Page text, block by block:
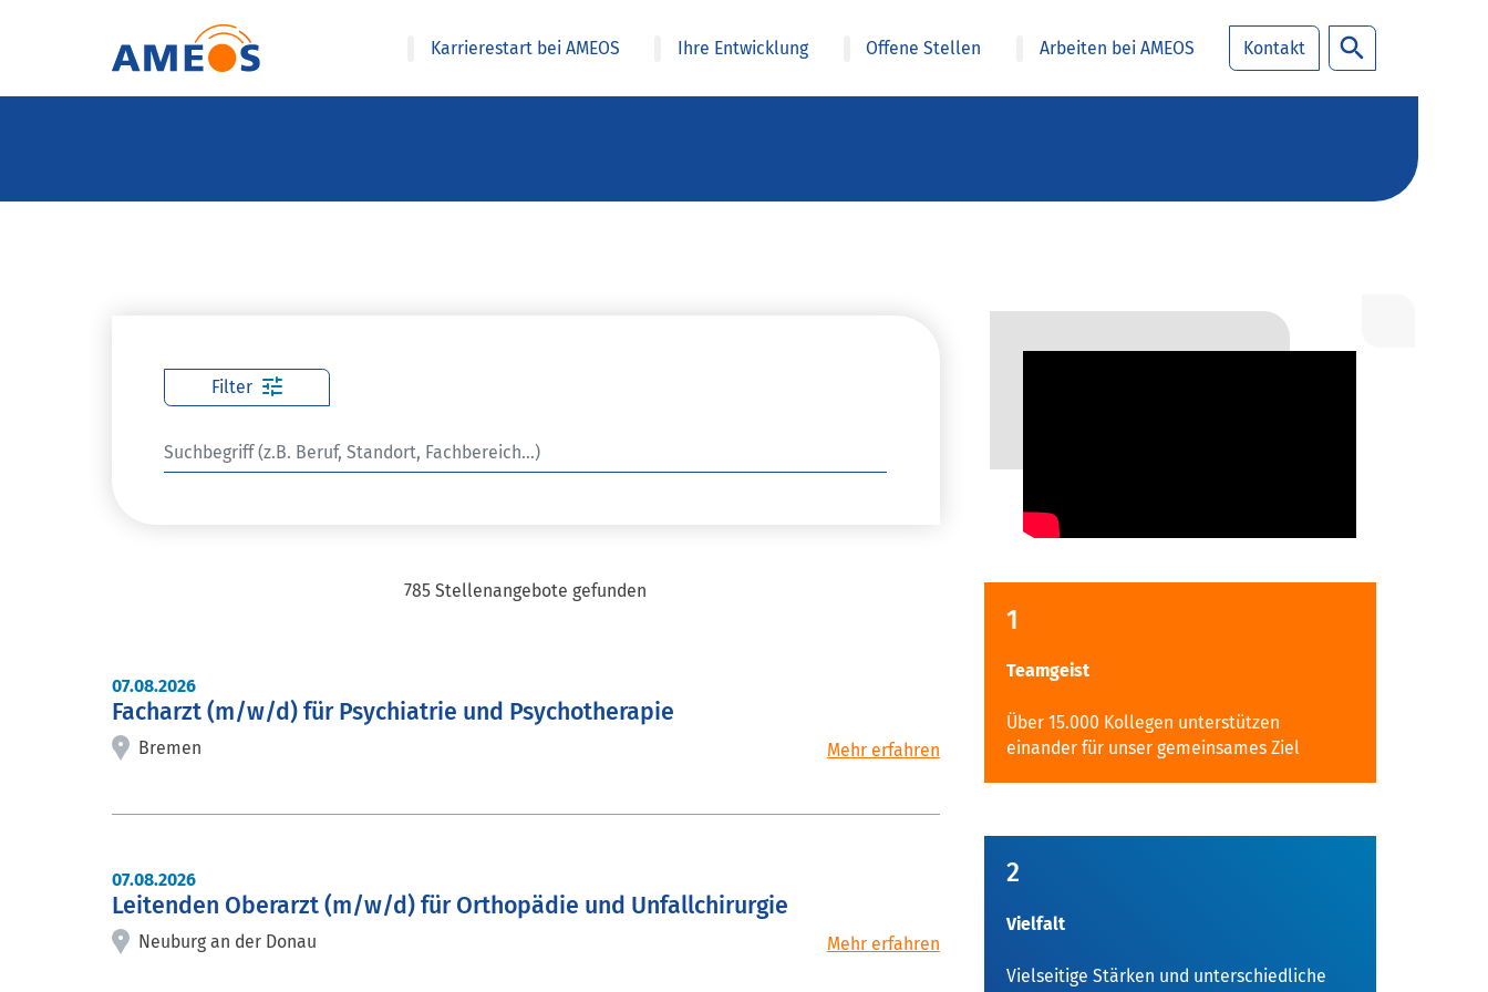
Kontakt
Karrierestart bei AMEOS Ihre Entwicklung Offene Stellen Arbeiten bei AMEOS
Filter
785 Stellenangebote gefunden
07.08.2026
Facharzt (m/w/d) für Psychiatrie und Psychotherapie
Bremen
07.08.2026
Leitenden Oberarzt (m/w/d) für Orthopädie und Unfallchirurgie
Neuburg an der Donau
1
Teamgeist
Über 15.000 Kollegen unterstützen
einander für unser gemeinsames Ziel
2
Vielfalt
Vielseitige Stärken und unterschiedliche